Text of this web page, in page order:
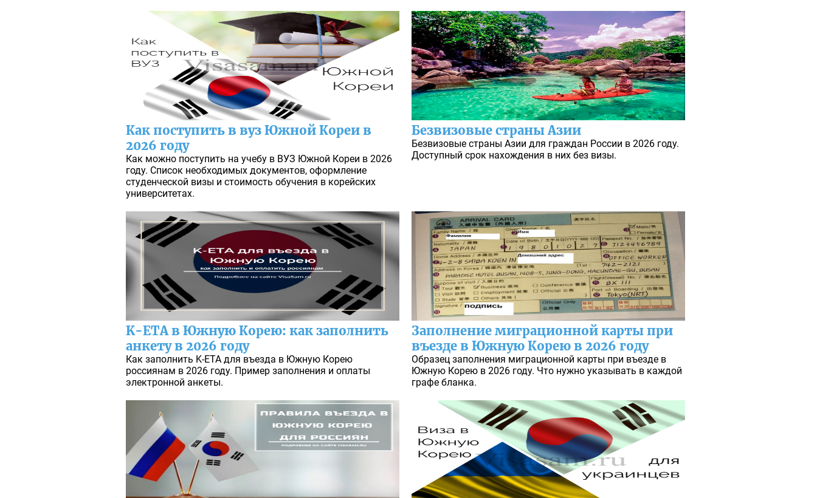
Как поступить в вуз Южной Кореи в
2026 году
Как можно поступить на учебу в ВУЗ Южной Кореи в 2026
году. Список необходимых документов, оформление
студенческой визы и стоимость обучения в корейских
университетах.
Безвизовые страны Азии
Безвизовые страны Азии для граждан России в 2026 году.
Доступный срок нахождения в них без визы.
K-ETA в Южную Корею: как заполнить
анкету в 2026 году
Как заполнить K-ETA для въезда в Южную Корею
россиянам в 2026 году. Пример заполнения и оплаты
электронной анкеты.
Заполнение миграционной карты при
въезде в Южную Корею в 2026 году
Образец заполнения миграционной карты при въезде в
Южную Корею в 2026 году. Что нужно указывать в каждой
графе бланка.